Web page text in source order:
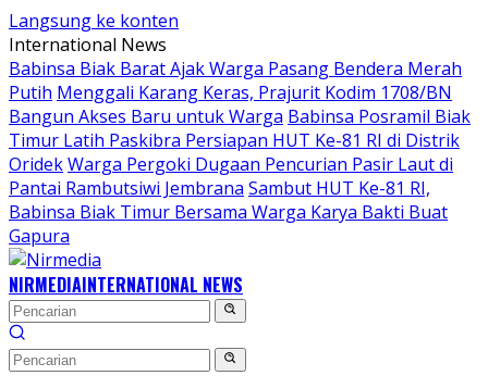
Langsung ke konten
International News
Babinsa Biak Barat Ajak Warga Pasang Bendera Merah
Putih Menggali Karang Keras, Prajurit Kodim 1708/BN
Bangun Akses Baru untuk Warga Babinsa Posramil Biak
Timur Latih Paskibra Persiapan HUT Ke-81 RI di Distrik
OridekWarga Pergoki Dugaan Pencurian Pasir Laut di
Pantai Rambutsiwi Jembrana Sambut HUT Ke-81 RI,
Babinsa Biak Timur Bersama Warga Karya Bakti Buat
Gapura
NIRMEDIAINTERNATIONAL NEWS